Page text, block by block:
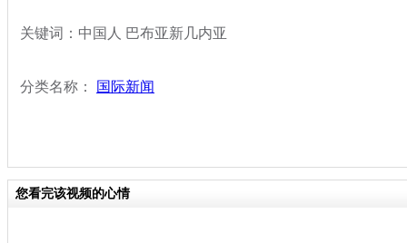
关键词：中国人 巴布亚新几内亚
分类名称： 国际新闻
您看完该视频的心情